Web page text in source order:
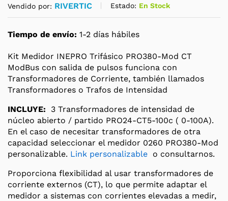
Vendido por: RIVERTIC Estado: En Stock
Tiempo de envío: 1-2 días hábiles
Kit Medidor INEPRO Trifásico PRO380-Mod CT
ModBus con salida de pulsos funciona con
Transformadores de Corriente, también llamados
Transformadores o Trafos de Intensidad
INCLUYE: 3 Transformadores de intensidad de
núcleo abierto / partido PRO24-CT5-100c ( 0-100A).
En el caso de necesitar transformadores de otra
capacidad seleccionar el medidor 0260 PRO380-Mod
personalizable. Link personalizable o consultarnos.
Proporciona flexibilidad al usar transformadores de
corriente externos (CT), lo que permite adaptar el
medidor a sistemas con corrientes elevadas a medir,